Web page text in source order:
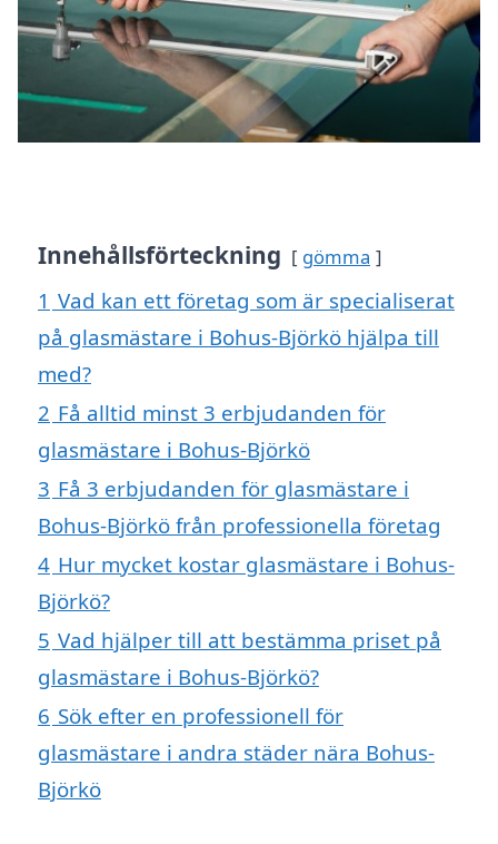
Innehållsförteckning gömma
1 Vad kan ett företag som är specialiserat
på glasmästare i Bohus-Björkö hjälpa till
med?
2 Få alltid minst 3 erbjudanden för
glasmästare i Bohus-Björkö
3 Få 3 erbjudanden för glasmästare i
Bohus-Björkö från professionella företag
4 Hur mycket kostar glasmästare i Bohus-
Björkö?
5 Vad hjälper till att bestämma priset på
glasmästare i Bohus-Björkö?
6 Sök efter en professionell för
glasmästare i andra städer nära Bohus-
Björkö